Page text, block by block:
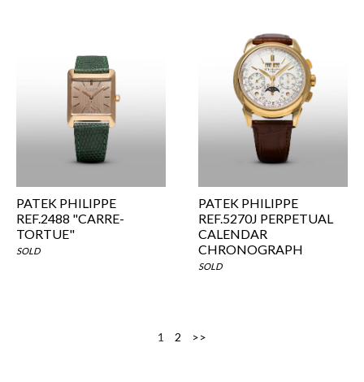
PATEK PHILIPPE
REF.2488 "CARRE-
TORTUE"
SOLD
PATEK PHILIPPE
REF.5270J PERPETUAL
CALENDAR
CHRONOGRAPH
SOLD
1 2 >>